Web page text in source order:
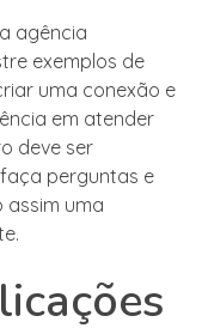
agência
exemplos de
uma conexão e
em atender
deve ser
perguntas e
assim uma